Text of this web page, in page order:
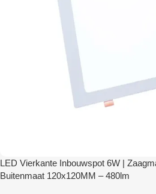
LED Vierkante Inbouwspot 6W |
Buitenmaat 120x120MM – 480lm